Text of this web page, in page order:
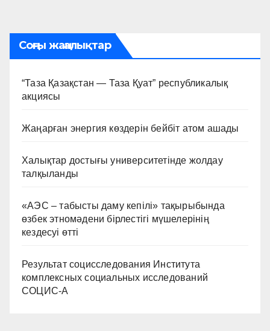
записям
Соңғы жаңалықтар
“Таза Қазақстан — Таза Қуат” республикалық
акциясы
Жаңарған энергия көздерін бейбіт атом ашады
Халықтар достығы университетінде жолдау
талқыланды
«АЭС – табысты даму кепілі» тақырыбында
өзбек этномәдени бірлестігі мүшелерінің
кездесуі өтті
Результат социсследования Института
комплексных социальных исследований
СОЦИС-А